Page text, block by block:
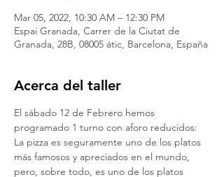
Mar 05, 2022, 10:30 AM – 12:30 PM
Espai Granada, Carrer de la Ciutat de
Granada, 28B, 08005 átic, Barcelona, España
Acerca del taller
El sábado 12 de Febrero hemos
programado 1 turno con aforo reducidos:
La pizza es seguramente uno de los platos
más famosos y apreciados en el mundo,
pero, sobre todo, es uno de los platos